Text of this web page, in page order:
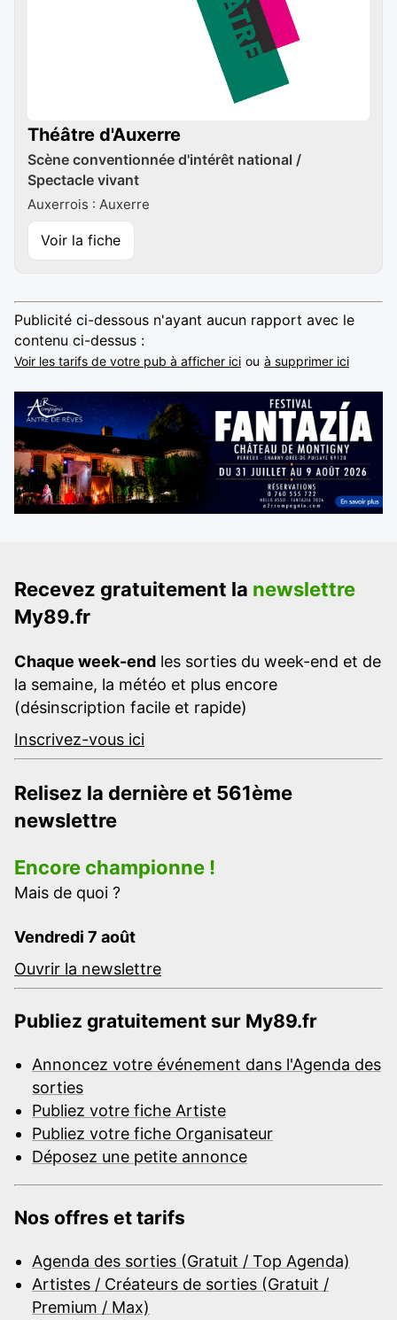
Théâtre d'Auxerre
Scène conventionnée d'intérêt national /
Spectacle vivant
Auxerrois : Auxerre
Voir la fiche
Publicité ci-dessous n'ayant aucun rapport avec le
contenu ci-dessus :
Voir les tarifs de votre pub à afficher ici ou à supprimer ici
Recevez gratuitement la newslettre
My89.fr
Chaque week-end les sorties du week-end et de
la semaine, la météo et plus encore
(désinscription facile et rapide)
Inscrivez-vous ici
Relisez la dernière et 561ème
newslettre
Encore championne !
Mais de quoi ?
Vendredi 7 août
Ouvrir la newslettre
Publiez gratuitement sur My89.fr
Annoncez votre événement dans l'Agenda des
sorties
Publiez votre fiche Artiste
Publiez votre fiche Organisateur
Déposez une petite annonce
Nos offres et tarifs
Agenda des sorties (Gratuit / Top Agenda)
Artistes / Créateurs de sorties (Gratuit /
Premium / Max)